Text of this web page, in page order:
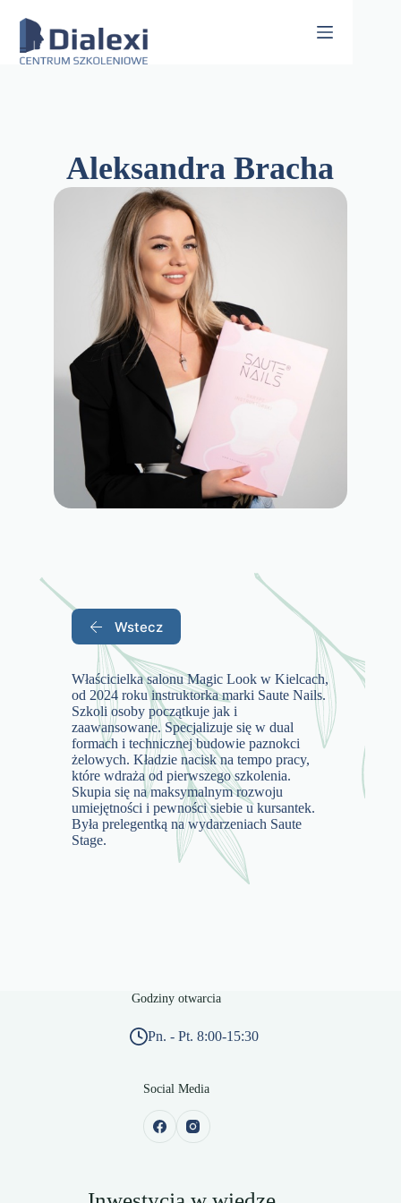
content
Aleksandra Bracha
Wstecz
Właścicielka salonu Magic Look w Kielcach,
od 2024 roku instruktorka marki Saute Nails.
Szkoli osoby początkuje jak i
zaawansowane. Specjalizuje się w dual
formach i technicznej budowie paznokci
żelowych. Kładzie nacisk na tempo pracy,
które wdraża od pierwszego szkolenia.
Skupia się na maksymalnym rozwoju
umiejętności i pewności siebie u kursantek.
Była prelegentką na wydarzeniach Saute
Stage.
Godziny otwarcia
Pn. - Pt. 8:00-15:30
Social Media